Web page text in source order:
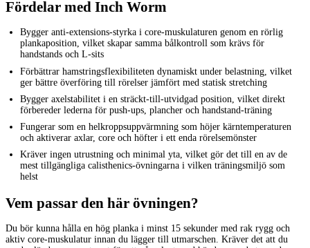
Fördelar med Inch Worm
Bygger anti-extensions-styrka i core-muskulaturen genom en rörlig
plankaposition, vilket skapar samma bålkontroll som krävs för
handstands och L-sits
Förbättrar hamstringsflexibiliteten dynamiskt under belastning, vilket
ger bättre överföring till rörelser jämfört med statisk stretching
Bygger axelstabilitet i en sträckt-till-utvidgad position, vilket direkt
förbereder lederna för push-ups, plancher och handstand-träning
Fungerar som en helkroppsuppvärmning som höjer kärntemperaturen
och aktiverar axlar, core och höfter i ett enda rörelsemönster
Kräver ingen utrustning och minimal yta, vilket gör det till en av de
mest tillgängliga calisthenics-övningarna i vilken träningsmiljö som
helst
Vem passar den här övningen?
Du bör kunna hålla en hög planka i minst 15 sekunder med rak rygg och
aktiv core-muskulatur innan du lägger till utmarschen. Kräver det att du